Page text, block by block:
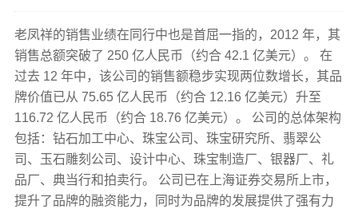
老凤祥的销售业绩在同行中也是首屈一指的，2012 年，其
销售总额突破了 250 亿人民币（约合 42.1 亿美元）。 在
过去 12 年中，该公司的销售额稳步实现两位数增长，其品
牌价值已从 75.65 亿人民币（约合 12.16 亿美元）升至
116.72 亿人民币（约合 18.76 亿美元）。 公司的总体架构
包括：钻石加工中心、珠宝公司、珠宝研究所、翡翠公
司、玉石雕刻公司、设计中心、珠宝制造厂、银器厂、礼
品厂、典当行和拍卖行。 公司已在上海证券交易所上市，
提升了品牌的融资能力，同时为品牌的发展提供了强有力